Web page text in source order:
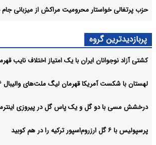
حزب پرتغالی خواستار محرومیت مراکش از میزبانی
پربازدیدترین گروه
کشتی آزاد نوجوانان ایران با یک امتیاز اختلاف نایب
لهستان با شکست آمریکا قهرمان لیگ ملت‌های والیبال ۲۰۲۶ شد
درخشش مسی با دو گل و یک پاس گل در پیروزی
پرسپولیس با ۶ گل ارزروم‌اسپور ترکیه را در هم کوبید